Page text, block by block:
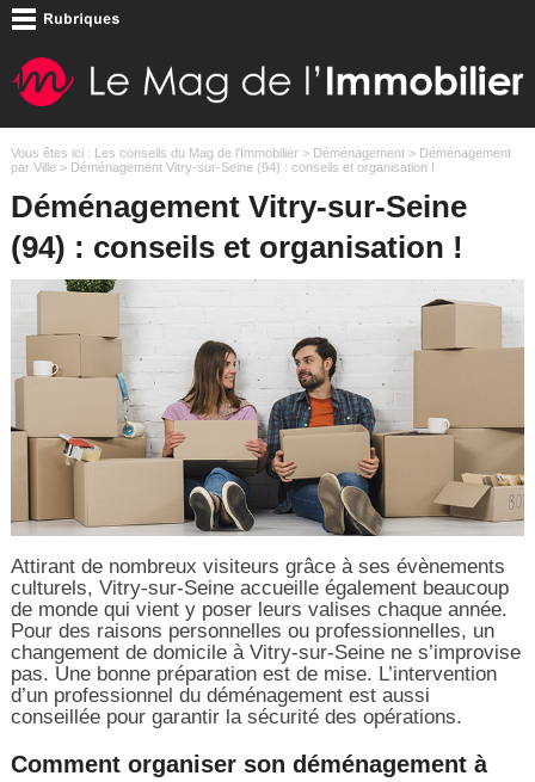
Vous êtes ici : Les conseils du Mag de l'Immobilier> Déménagement> Déménagement
par Ville> Déménagement Vitry-sur-Seine (94) : conseils et organisation !
Déménagement Vitry-sur-Seine
(94) : conseils et organisation !
Attirant de nombreux visiteurs grâce à ses évènements
culturels, Vitry-sur-Seine accueille également beaucoup
de monde qui vient y poser leurs valises chaque année.
Pour des raisons personnelles ou professionnelles, un
changement de domicile à Vitry-sur-Seine ne s’improvise
pas. Une bonne préparation est de mise. L’intervention
d’un professionnel du déménagement est aussi
conseillée pour garantir la sécurité des opérations.
Comment organiser son déménagement à